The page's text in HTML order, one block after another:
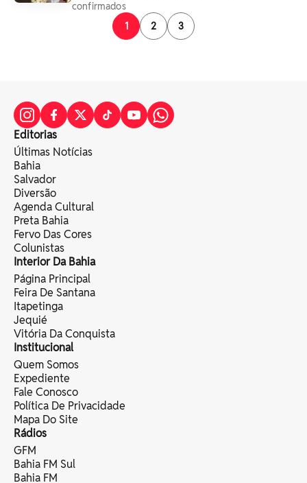
confirmados
1
2 3
Editorias
Últimas Notícias
Bahia
Salvador
Diversão
Agenda Cultural
Preta Bahia
Fervo Das Cores
Colunistas
Interior Da Bahia
Página Principal
Feira De Santana
Itapetinga
Jequié
Vitória Da Conquista
Institucional
Quem Somos
Expediente
Fale Conosco
Política De Privacidade
Mapa Do Site
Rádios
GFM
Bahia FM Sul
Bahia FM